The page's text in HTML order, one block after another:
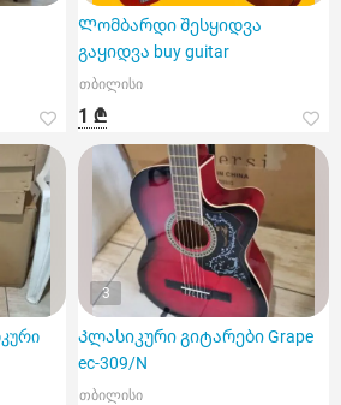
Ლომბარდი შესყიდვა
გაყიდვა buy guitar
თბილისი
1 ₾
3
Კლასიკური გიტარები Grape
ec-309/N
თბილისი